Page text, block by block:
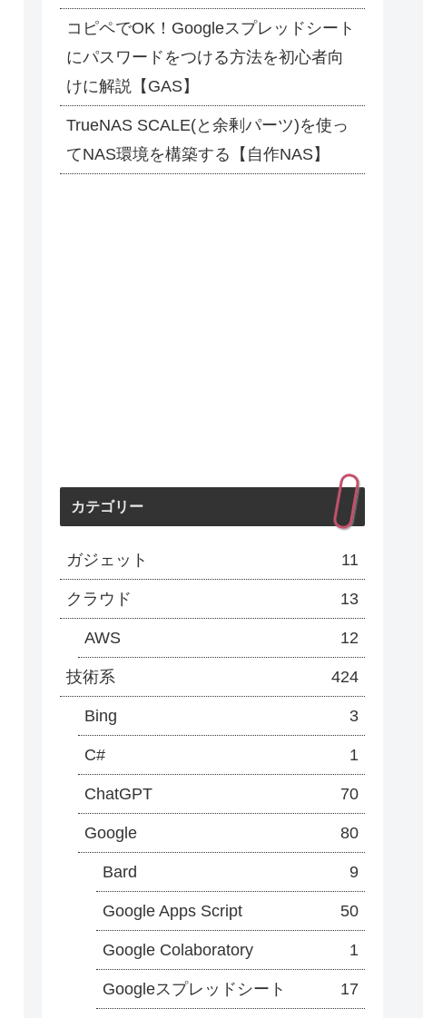
コピペでOK！Googleスプレッドシート
にパスワードをつける方法を初心者向
けに解説【GAS】
TrueNAS SCALE(と余剰パーツ)を使っ
てNAS環境を構築する【自作NAS】
カテゴリー
ガジェット 11
クラウド 13
AWS 12
技術系 424
Bing 3
C# 1
ChatGPT 70
Google 80
Bard 9
Google Apps Script 50
Google Colaboratory 1
Googleスプレッドシート 17